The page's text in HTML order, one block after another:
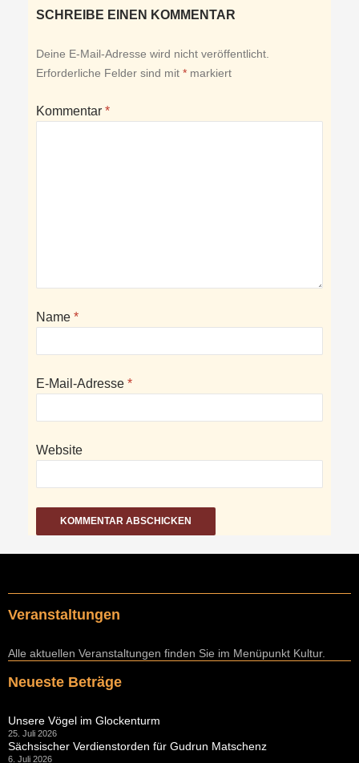
SCHREIBE EINEN KOMMENTAR
Deine E-Mail-Adresse wird nicht veröffentlicht.
Erforderliche Felder sind mit *markiert
Kommentar *
Name *
E-Mail-Adresse *
Website
Veranstaltungen
Alle aktuellen Veranstaltungen finden Sie im Menüpunkt Kultur.
Neueste Beträge
Unsere Vögel im Glockenturm
25. Juli 2026
Sächsischer Verdienstorden für Gudrun Matschenz
6. Juli 2026